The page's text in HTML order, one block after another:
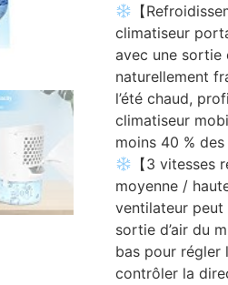
【
climatiseur
avec une sortie
naturellement
l’été chaud,
climatiseur
moins 40 %
【3
moyenne /
ventilateur peut
sortie d’air du
bas pour régler
contrôler la